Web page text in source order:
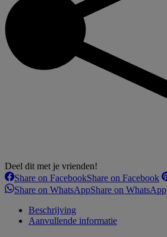
Deel dit met je vrienden!
Share on FacebookShare on Facebook
Share on WhatsAppShare on WhatsApp
Beschrijving
Aanvullende informatie